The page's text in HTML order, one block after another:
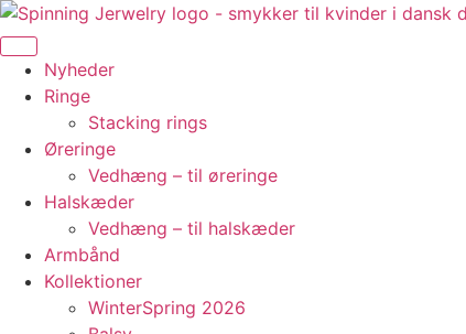
Videre
til
indholdNyheder
Ringe
Stacking rings
Øreringe
Vedhæng – til øreringe
Halskæder
Vedhæng – til halskæder
Armbånd
Kollektioner
WinterSpring 2026